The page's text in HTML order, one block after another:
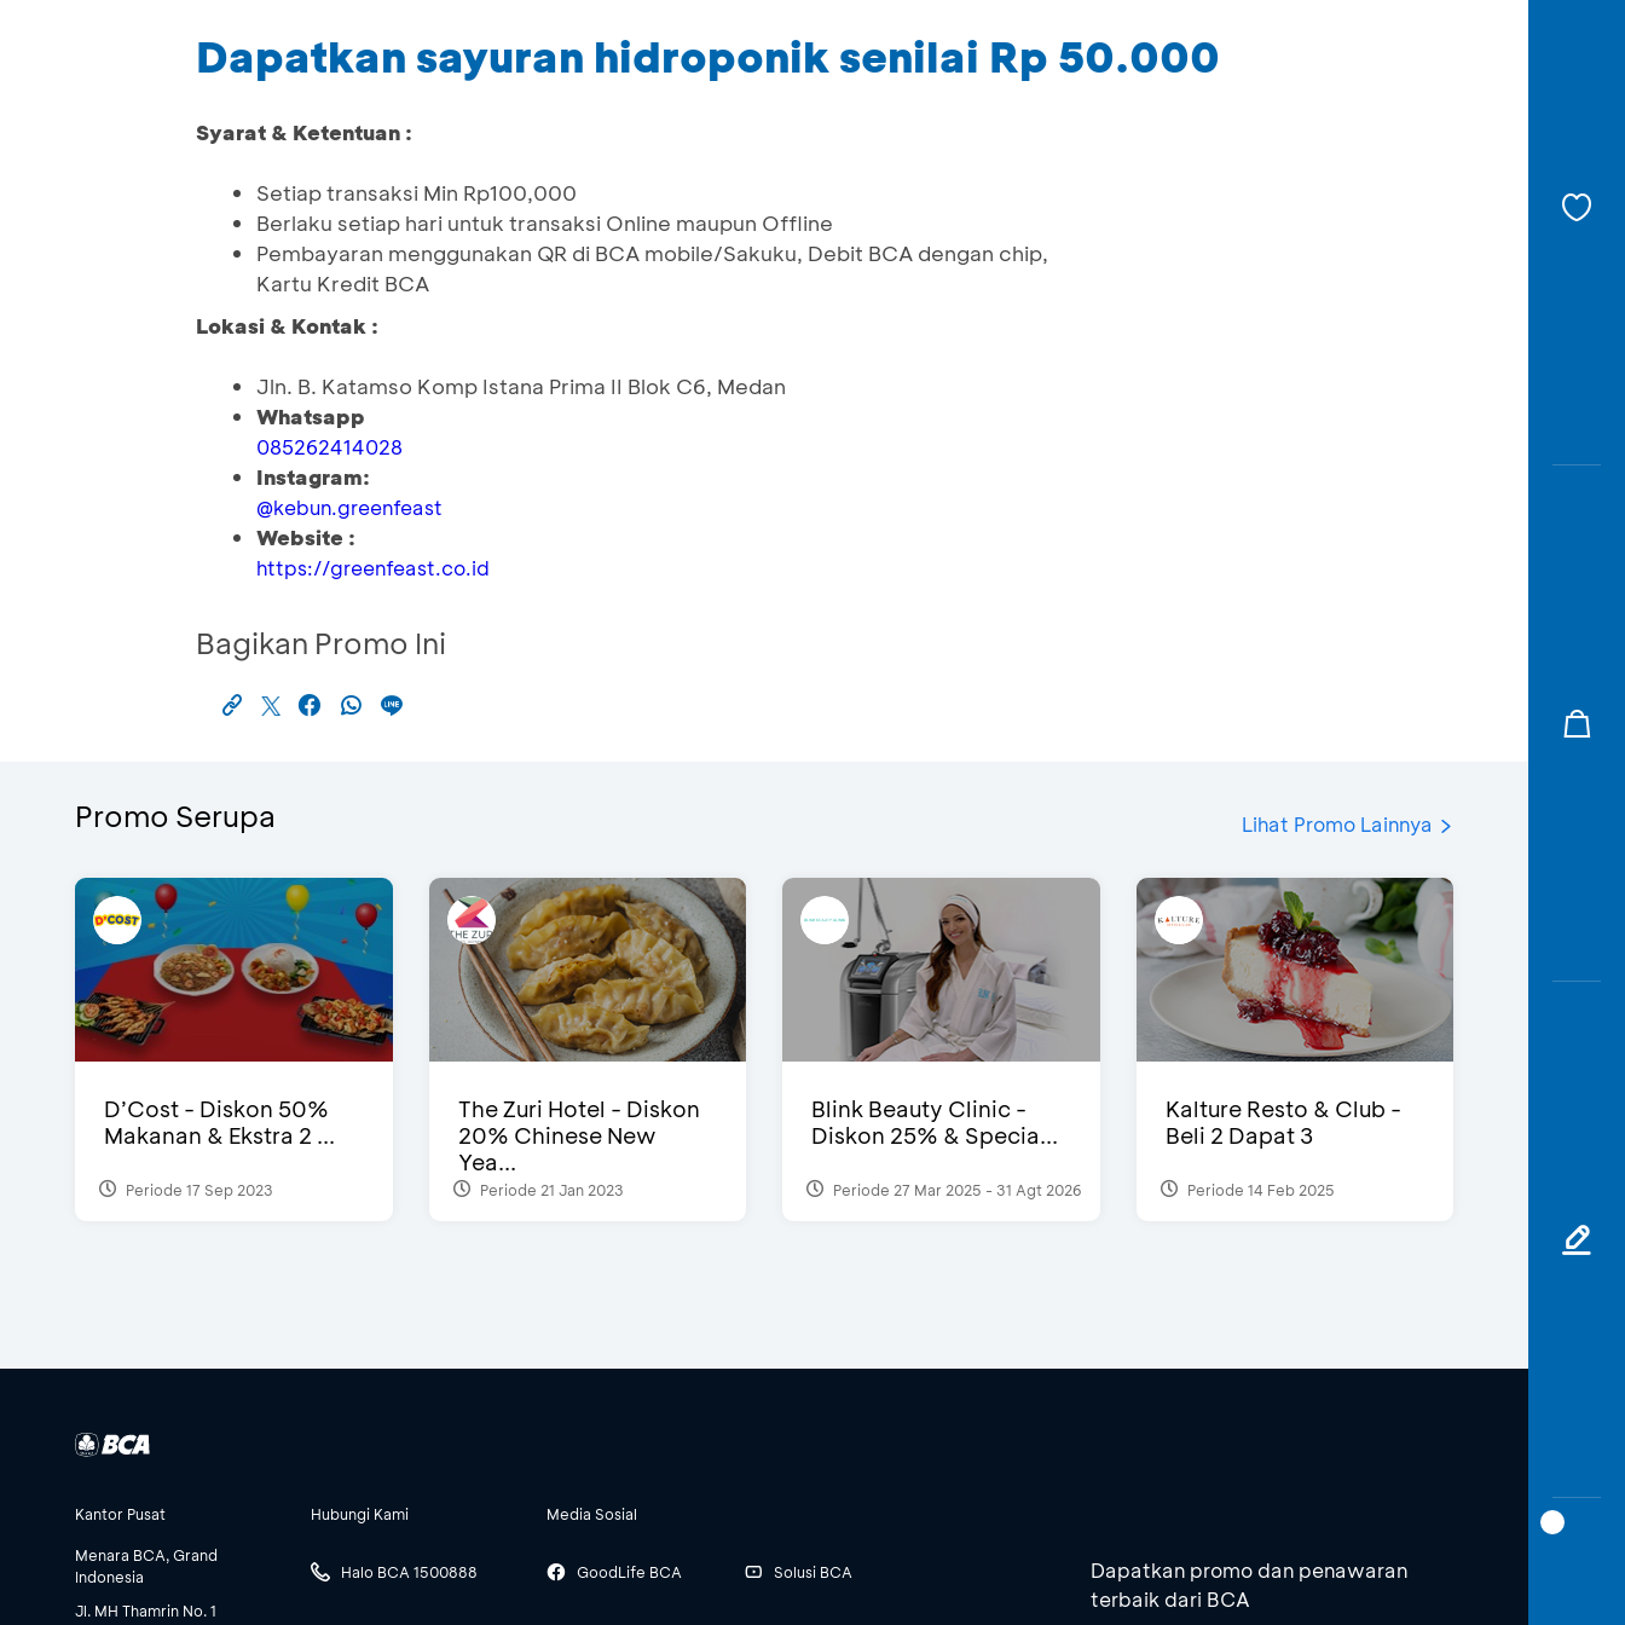
Dapatkan sayuran hidroponik senilai Rp 50.000
Syarat & Ketentuan :
Setiap transaksi Min Rp100,000
Berlaku setiap hari untuk transaksi Online maupun Offline
Pembayaran menggunakan QR di BCA mobile/Sakuku, Debit BCA dengan chip,
Kartu Kredit BCA
Lokasi & Kontak :
Jln. B. Katamso Komp Istana Prima II Blok C6, Medan
Whatsapp
085262414028
Instagram:
@kebun.greenfeast
Website :
https://greenfeast.co.id
Bagikan Promo Ini
Promo Serupa Lihat Promo Lainnya
D’Cost - Diskon 50%
Makanan & Ekstra 2 ...
Periode 17 Sep 2023
The Zuri Hotel - Diskon
20% Chinese New
Yea...
Periode 21 Jan 2023
Blink Beauty Clinic -
Diskon 25% & Specia...
Periode 27 Mar 2025 - 31 Agt 2026
Kalture Resto & Club -
Beli 2 Dapat 3
Periode 14 Feb 2025
Kantor Pusat
Menara BCA, Grand
Indonesia
Jl. MH Thamrin No. 1
Hubungi Kami
Halo BCA 1500888
Media Sosial
GoodLife BCA Solusi BCA
Dapatkan promo dan penawaran
terbaik dari BCA